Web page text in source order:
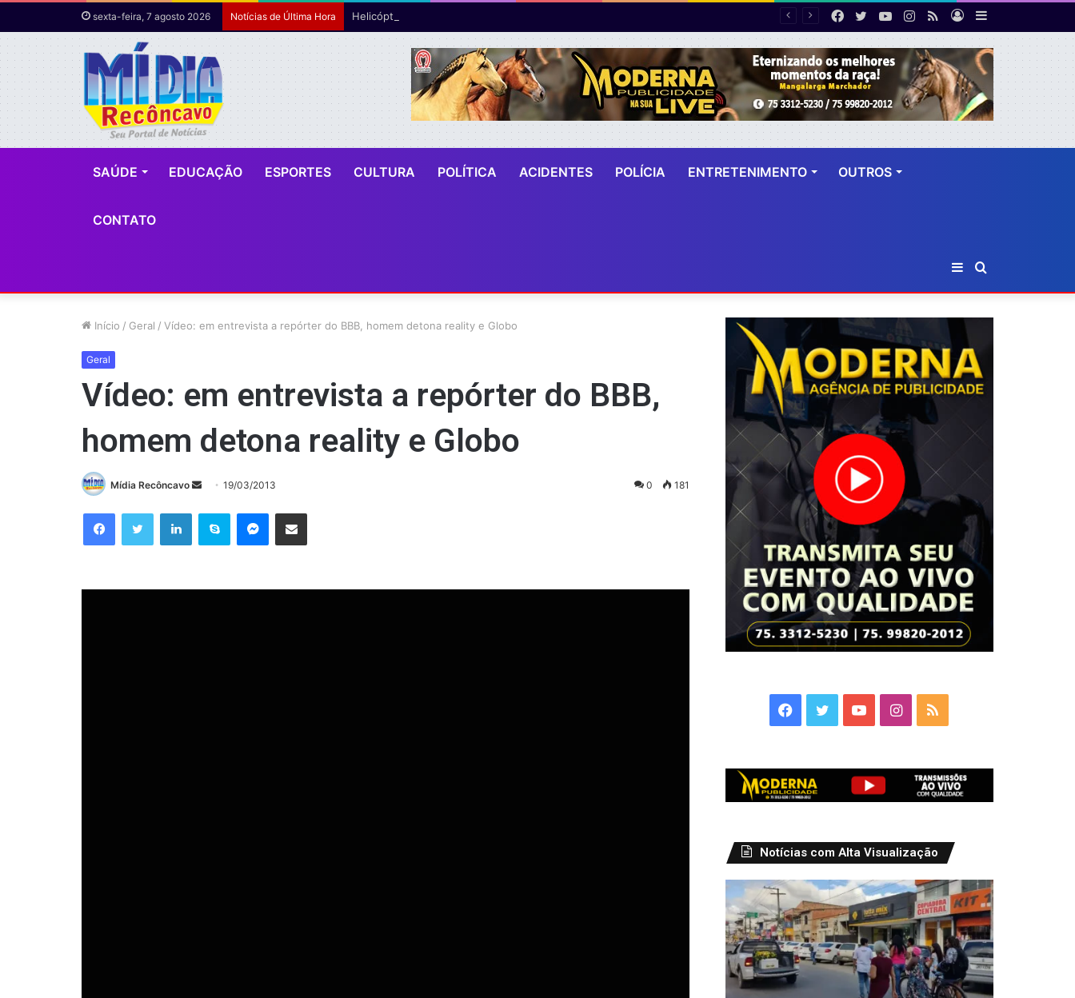
sexta-feira, 7 agosto 2026 Notícias de Última Hora
Barra
Lateral
Entrar
RSS
Instagram
YouTube
Twitter
Facebook
SAÚDE EDUCAÇÃO ESPORTES CULTURA POLÍTICA ACIDENTES POLÍCIA ENTRETENIMENTO OUTROS
CONTATO
por
Barra
Lateral
Início / Geral / Vídeo: em entrevista a repórter do BBB, homem detona reality e Globo
Geral
Vídeo: em entrevista a repórter do BBB,
homem detona reality e Globo
Mídia Recôncavo
Mande
e-
19/03/2013 0 181
FacebookTwitter LinkedinSkype Messenger
Compartilhar via e-mail
Facebook
TwitterYouTubeInstagram
RSS
Notícias com Alta Visualização